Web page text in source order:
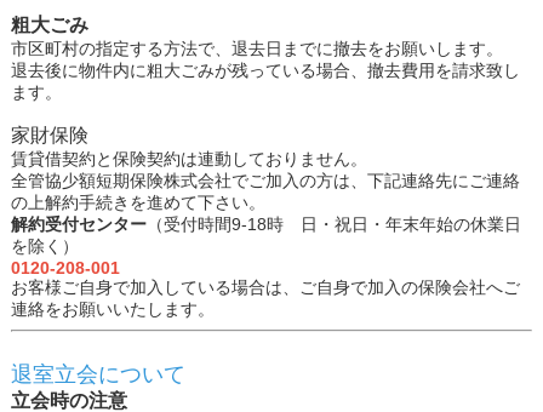
粗大ごみ
市区町村の指定する方法で、退去日までに撤去をお願いします。
退去後に物件内に粗大ごみが残っている場合、撤去費用を請求致し
ます。
家財保険
賃貸借契約と保険契約は連動しておりません。
全管協少額短期保険株式会社でご加入の方は、下記連絡先にご連絡
の上解約手続きを進めて下さい。
解約受付センター（受付時間9-18時 日・祝日・年末年始の休業日
を除く）
0120-208-001
お客様ご自身で加入している場合は、ご自身で加入の保険会社へご
連絡をお願いいたします。
退室立会について
立会時の注意